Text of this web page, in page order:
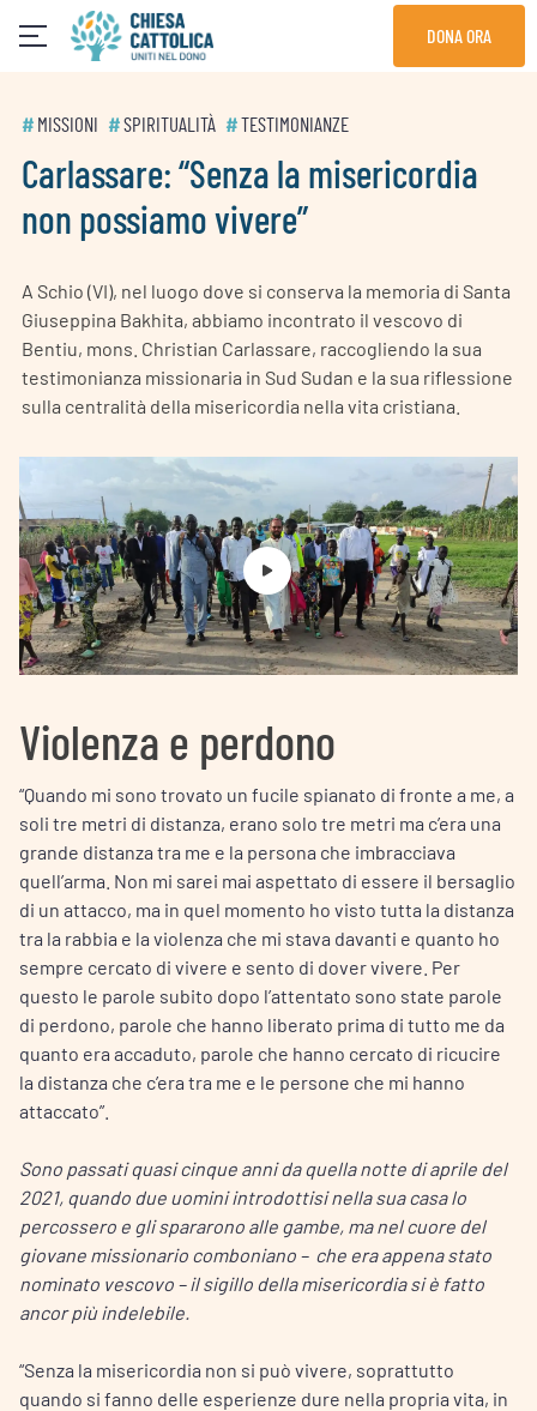
DONA ORA
# MISSIONI #SPIRITUALITÀ #TESTIMONIANZE
Carlassare: “Senza la misericordia
non possiamo vivere”
A Schio (VI), nel luogo dove si conserva la memoria di Santa
Giuseppina Bakhita, abbiamo incontrato il vescovo di
Bentiu, mons. Christian Carlassare, raccogliendo la sua
testimonianza missionaria in Sud Sudan e la sua riflessione
sulla centralità della misericordia nella vita cristiana.
Violenza e perdono
“Quando mi sono trovato un fucile spianato di fronte a me, a
soli tre metri di distanza, erano solo tre metri ma c’era una
grande distanza tra me e la persona che imbracciava
quell’arma. Non mi sarei mai aspettato di essere il bersaglio
di un attacco, ma in quel momento ho visto tutta la distanza
tra la rabbia e la violenza che mi stava davanti e quanto ho
sempre cercato di vivere e sento di dover vivere. Per
questo le parole subito dopo l’attentato sono state parole
di perdono, parole che hanno liberato prima di tutto me da
quanto era accaduto, parole che hanno cercato di ricucire
la distanza che c’era tra me e le persone che mi hanno
attaccato”.
Sono passati quasi cinque anni da quella notte di aprile del
2021, quando due uomini introdottisi nella sua casa lo
percossero e gli spararono alle gambe, ma nel cuore del
giovane missionario comboniano – che era appena stato
nominato vescovo – il sigillo della misericordia si è fatto
ancor più indelebile.
“Senza la misericordia non si può vivere, soprattutto
quando si fanno delle esperienze dure nella propria vita, in